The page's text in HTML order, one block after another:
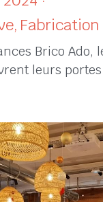
passe-t-il
Ados ?
·
Fabrication
leurs